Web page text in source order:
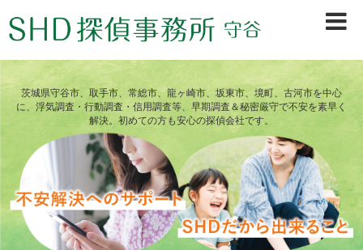
茨城県守谷市、取手市、常総市、龍ヶ崎市、坂東市、境町、古河市を中心
に、浮気調査・行動調査・信用調査等、早期調査＆秘密厳守で不安を素早く
解決。初めての方も安心の探偵会社です。